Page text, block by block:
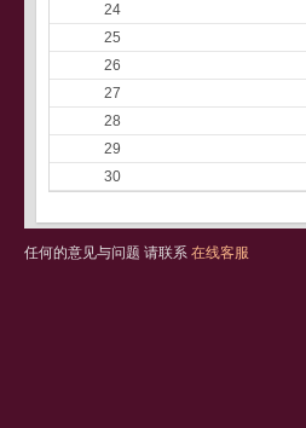
24
25
26
27
28
29
30
任何的意见与问题 请联系 在线客服